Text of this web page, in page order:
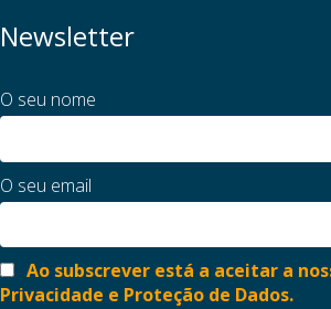
Newsletter
O seu nome
O seu email
Ao subscrever está a aceitar a
Privacidade e Proteção de Dados.